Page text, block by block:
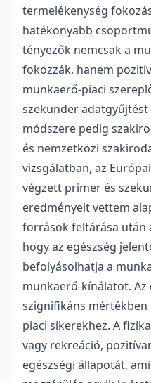
termelékenység
hatékonyabb
tényezők nemcsak a
fokozzák, hanem
munkaerő-piaci
szekunder
módszere pedig
és nemzetközi
vizsgálatban, az
végzett primer és
eredményeit vettem
források feltárása után
hogy az egészség
befolyásolhatja a
munkaerő-kínálatot. Az
szignifikáns
piaci sikerekhez. A
vagy rekreáció,
egészségi állapotát,